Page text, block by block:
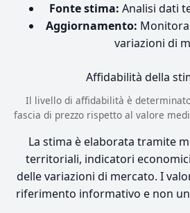
Fonte stima: Analisi dati
Aggiornamento:
variazioni di
Affidabilità della
Il livello di affidabilità è
fascia di prezzo rispetto al valore
La stima è elaborata tramite
territoriali, indicatori
delle variazioni di mercato. I
riferimento informativo e non